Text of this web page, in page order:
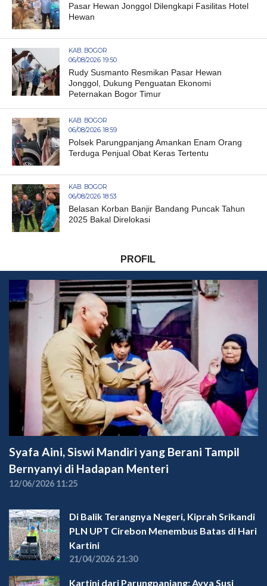
Pasar Hewan Jonggol Dilengkapi Fasilitas Hotel
Hewan
KAB. BOGOR
06/08/2026 19:50
Rudy Susmanto Resmikan Pasar Hewan
Jonggol, Dukung Penguatan Ekonomi
Peternakan Bogor Timur
KAB. BOGOR
06/08/2026 18:59
Polsek Parungpanjang Amankan Enam Orang
Terduga Penjual Obat Keras Tertentu
KAB. BOGOR
06/08/2026 18:53
Belasan Korban Banjir Bandang Puncak Tahun
2025 Bakal Direlokasi
PROFIL
Syafa Aini, Siswi Mandiri yang Berani Tampil
Bernyanyi di Hadapan Menteri
12/06/2026 11:25
Di Balik Terangnya Negeri, Kiprah Srikandi
PLN UPT Cirebon Menembus Batas di Hari
Kartini
21/04/2026 21:30
Kartini dari Parungpanjang: Ayya Susi